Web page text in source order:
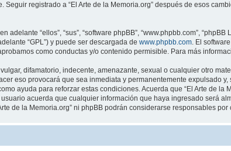
registrado a “El Arte de la Memoria.org” después de esos
“ellos”, “sus”, “software phpBB”, “www.phpbb.com”,
“GPL”) y puede ser descargada de www.phpbb.com. El
como conductas y/o contenido permisible. Para más
difamatorio, indecente, amenazante, sexual o cualquier otro
eso provocará que sea inmediata y permanentemente expulsado
ayuda para reforzar estas condiciones. Acuerda que “El Arte de
acuerda que cualquier información que haya ingresado será
de la Memoria.org” ni phpBB podrán considerarse responsables